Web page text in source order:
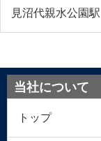
見沼代親水公園駅
当社について
トップ